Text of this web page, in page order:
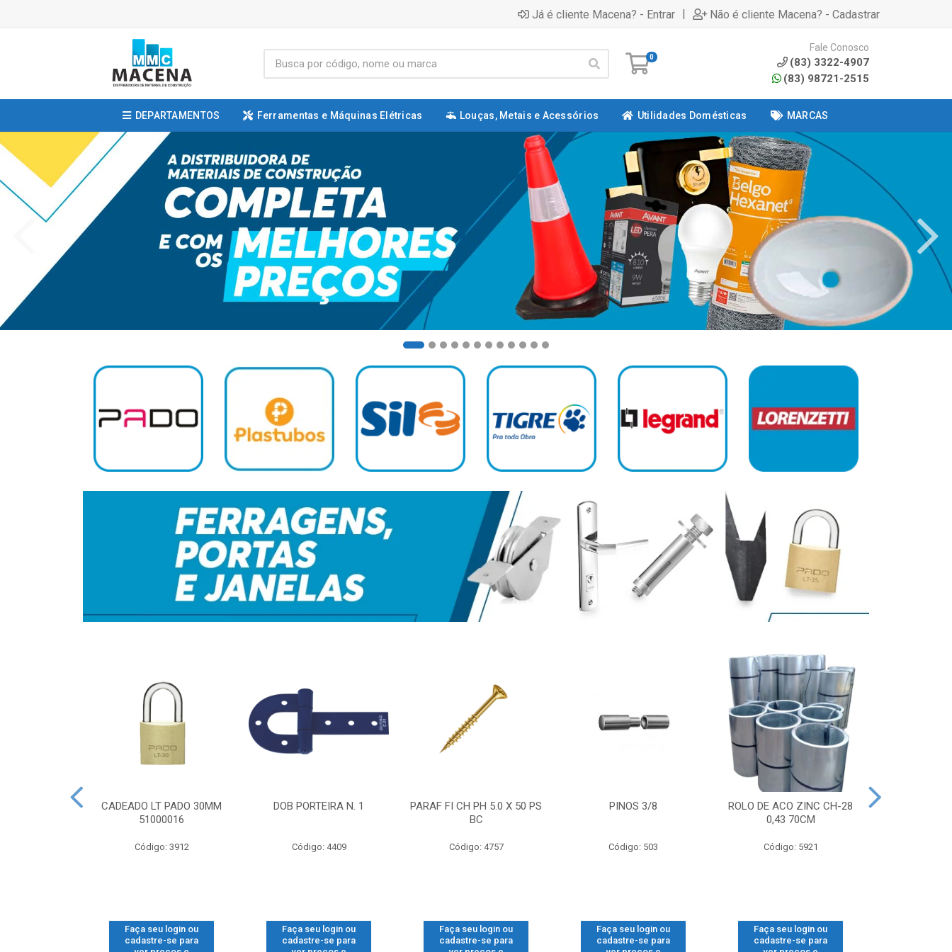
Já é cliente Macena? - Entrar | Não é cliente Macena? - Cadastrar
0
Fale Conosco
(83) 3322-4907
(83) 98721-2515
DEPARTAMENTOS Ferramentas e Máquinas Elétricas Louças, Metais e Acessórios Utilidades Domésticas MARCAS
CADEADO LT PADO 30MM
51000016
Código: 3912
Faça seu login ou
cadastre-se para
DOB PORTEIRA N. 1
Código: 4409
Faça seu login ou
cadastre-se para
PARAF FI CH PH 5.0 X 50 PS
BC
Código: 4757
Faça seu login ou
cadastre-se para
PINOS 3/8
Código: 503
Faça seu login ou
cadastre-se para
ROLO DE ACO ZINC CH-28
0,43 70CM
Código: 5921
Faça seu login ou
cadastre-se para